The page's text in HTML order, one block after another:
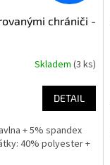
chrániči -
Skladem (3 ks)
DETAIL
+ 5% spandex
40% polyester +